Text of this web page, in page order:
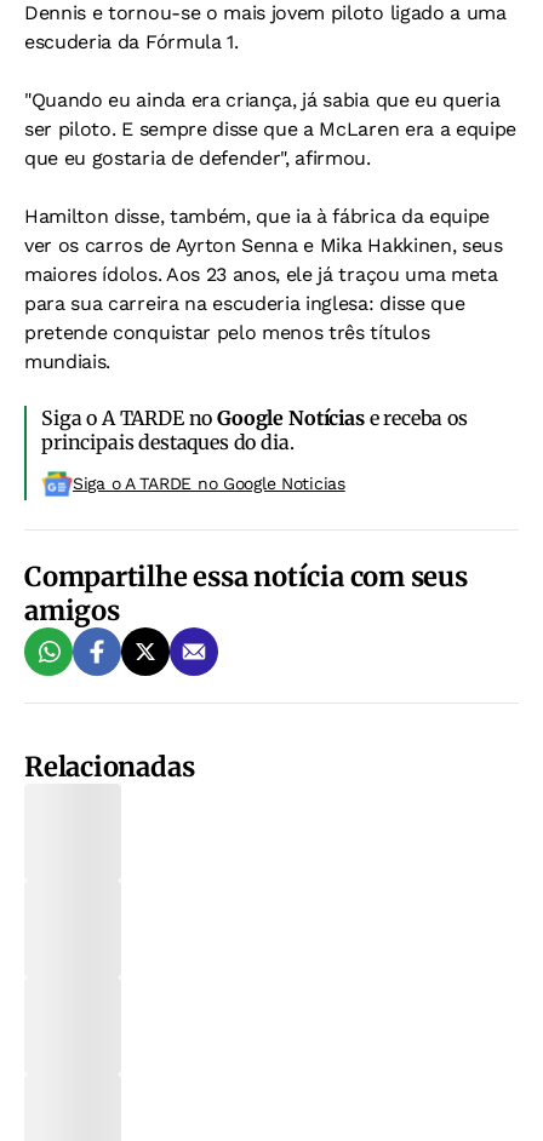
Dennis e tornou-se o mais jovem piloto ligado a uma
escuderia da Fórmula 1.
"Quando eu ainda era criança, já sabia que eu queria
ser piloto. E sempre disse que a McLaren era a equipe
que eu gostaria de defender", afirmou.
Hamilton disse, também, que ia à fábrica da equipe
ver os carros de Ayrton Senna e Mika Hakkinen, seus
maiores ídolos. Aos 23 anos, ele já traçou uma meta
para sua carreira na escuderia inglesa: disse que
pretende conquistar pelo menos três títulos
mundiais.
Siga o A TARDE noGoogle Notíciase receba os
principais destaques do dia.
Siga o A TARDE no Google Noticias
Compartilhe essa notícia com seus
amigos
Relacionadas